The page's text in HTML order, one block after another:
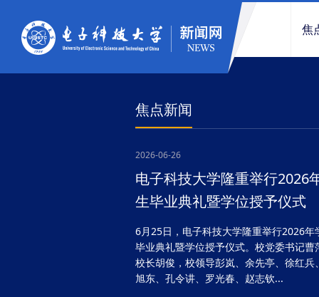
焦
焦点新闻
2026-06-26
电子科技大学隆重举行2026
生毕业典礼暨学位授予仪式
6月25日，电子科技大学隆重举行2026年
毕业典礼暨学位授予仪式。校党委书记曹
校长胡俊，校领导彭岚、余先亭、徐红兵
旭东、孔令讲、罗光春、赵志钦...